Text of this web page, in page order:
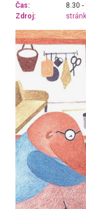
Čas:
8.30 -
Zdroj: